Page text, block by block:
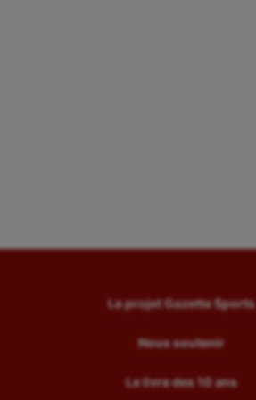
Le projet Gazette Sports
Nous soutenir
Le livre des 10 ans